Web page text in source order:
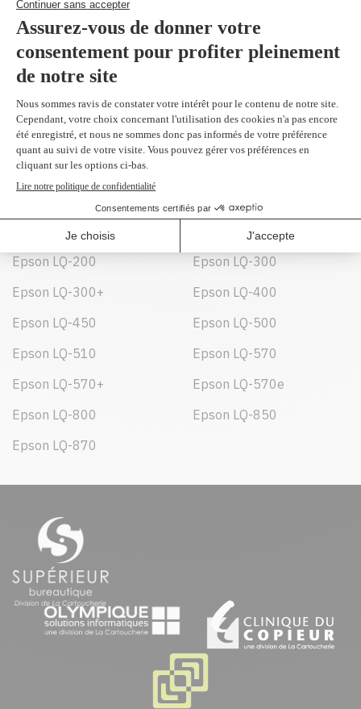
ruban noir
9,99 $
Peut être utilisé dans :
Epson ActionPrinter 5000
Epson ActionPrinter
Epson LQ-200
Epson LQ-300
Epson LQ-300+
Epson LQ-400
Epson LQ-450
Epson LQ-500
Epson LQ-510
Epson LQ-570
Epson LQ-570+
Epson LQ-570e
Epson LQ-800
Epson LQ-850
Epson LQ-870